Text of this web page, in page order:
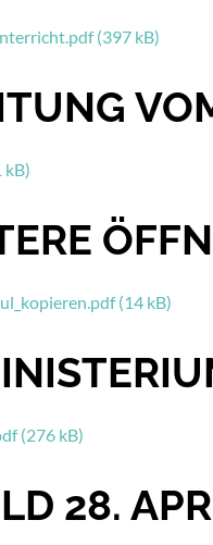
(397 kB)
kB)
(14 kB)
(276 kB)
28.